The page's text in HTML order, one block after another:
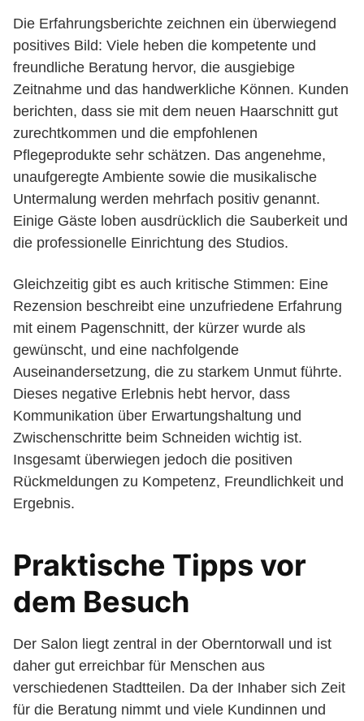
Die Erfahrungsberichte zeichnen ein überwiegend
positives Bild: Viele heben die kompetente und
freundliche Beratung hervor, die ausgiebige
Zeitnahme und das handwerkliche Können. Kunden
berichten, dass sie mit dem neuen Haarschnitt gut
zurechtkommen und die empfohlenen
Pflegeprodukte sehr schätzen. Das angenehme,
unaufgeregte Ambiente sowie die musikalische
Untermalung werden mehrfach positiv genannt.
Einige Gäste loben ausdrücklich die Sauberkeit und
die professionelle Einrichtung des Studios.
Gleichzeitig gibt es auch kritische Stimmen: Eine
Rezension beschreibt eine unzufriedene Erfahrung
mit einem Pagenschnitt, der kürzer wurde als
gewünscht, und eine nachfolgende
Auseinandersetzung, die zu starkem Unmut führte.
Dieses negative Erlebnis hebt hervor, dass
Kommunikation über Erwartungshaltung und
Zwischenschritte beim Schneiden wichtig ist.
Insgesamt überwiegen jedoch die positiven
Rückmeldungen zu Kompetenz, Freundlichkeit und
Ergebnis.
Praktische Tipps vor
dem Besuch
Der Salon liegt zentral in der Oberntorwall und ist
daher gut erreichbar für Menschen aus
verschiedenen Stadtteilen. Da der Inhaber sich Zeit
für die Beratung nimmt und viele Kundinnen und